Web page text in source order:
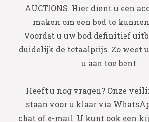
AUCTIONS. Hier dient u een
maken om een bod te
Voordat u uw bod definitief
duidelijk de totaalprijs. Zo weet
u aan toe bent.
Heeft u nog vragen? Onze
staan voor u klaar via
chat of e-mail. U kunt ook een